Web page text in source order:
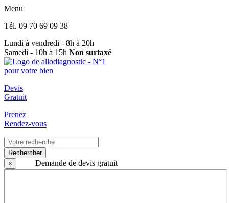
Menu
Tél. 09 70 69 09 38
Lundi à vendredi - 8h à 20h
Samedi - 10h à 15h Non surtaxé
Devis
Gratuit
Prenez
Rendez-vous
Rechercher
×
Demande de devis gratuit